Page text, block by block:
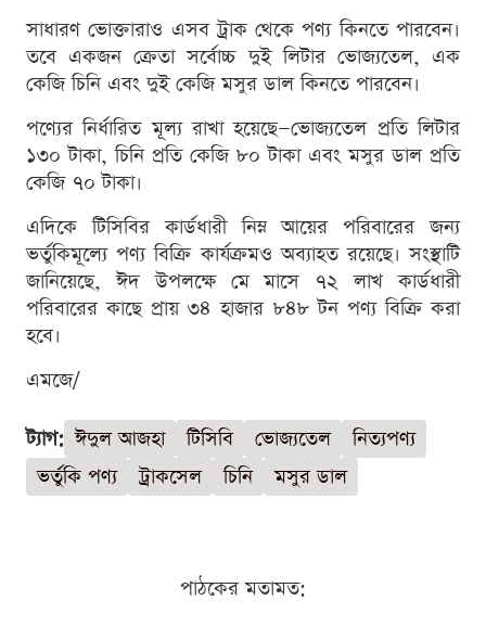
সাধারণ ভোক্তারাও এসব ট্রাক থেকে পণ্য কিনতে পারবেন।
তবে একজন ক্রেতা সর্বোচ্চ দুই লিটার ভোজ্যতেল, এক
কেজি চিনি এবং দুই কেজি মসুর ডাল কিনতে পারবেন।
পণ্যের নির্ধারিত মূল্য রাখা হয়েছে—ভোজ্যতেল প্রতি লিটার
১৩০ টাকা, চিনি প্রতি কেজি ৮০ টাকা এবং মসুর ডাল প্রতি
কেজি ৭০ টাকা।
এদিকে টিসিবির কার্ডধারী নিম্ন আয়ের পরিবারের জন্য
ভর্তুকিমূল্যে পণ্য বিক্রি কার্যক্রমও অব্যাহত রয়েছে। সংস্থাটি
জানিয়েছে, ঈদ উপলক্ষে মে মাসে ৭২ লাখ কার্ডধারী
পরিবারের কাছে প্রায় ৩৪ হাজার ৮৪৮ টন পণ্য বিক্রি করা
হবে।
এমজে/
ট্যাগ: ঈদুল আজহা টিসিবি ভোজ্যতেল
নিত্যপণ্য
ভর্তুকি পণ্য
ট্রাকসেল চিনি মসুর ডাল
পাঠকের মতামত: